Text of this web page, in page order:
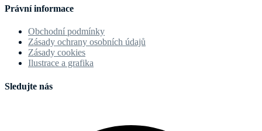
Právní informace
Obchodní podmínky
Zásady ochrany osobních údajů
Zásady cookies
Ilustrace a grafika
Sledujte nás